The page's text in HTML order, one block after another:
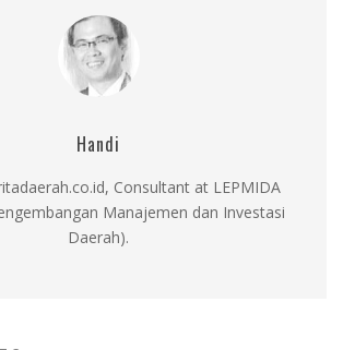
Handi
Consultant at LEPMIDA
Manajemen dan Investasi
Daerah).